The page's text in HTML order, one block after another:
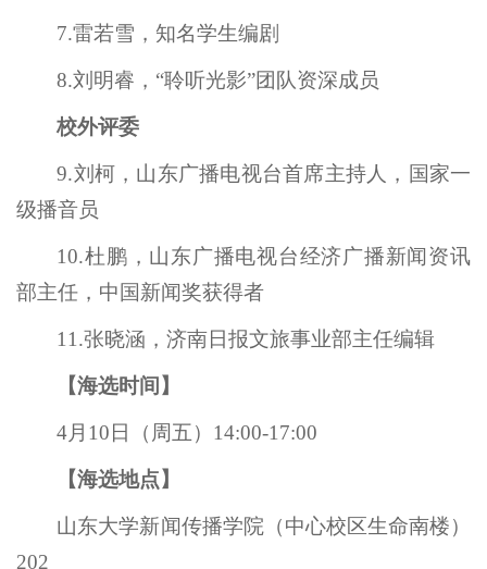
7.雷若雪，知名学生编剧
8.刘明睿，“聆听光影”团队资深成员
校外评委
9.刘柯，山东广播电视台首席主持人，国家一
级播音员
10.杜鹏，山东广播电视台经济广播新闻资讯
部主任，中国新闻奖获得者
11.张晓涵，济南日报文旅事业部主任编辑
【海选时间】
4月10日（周五）14:00-17:00
【海选地点】
山东大学新闻传播学院（中心校区生命南楼）
202